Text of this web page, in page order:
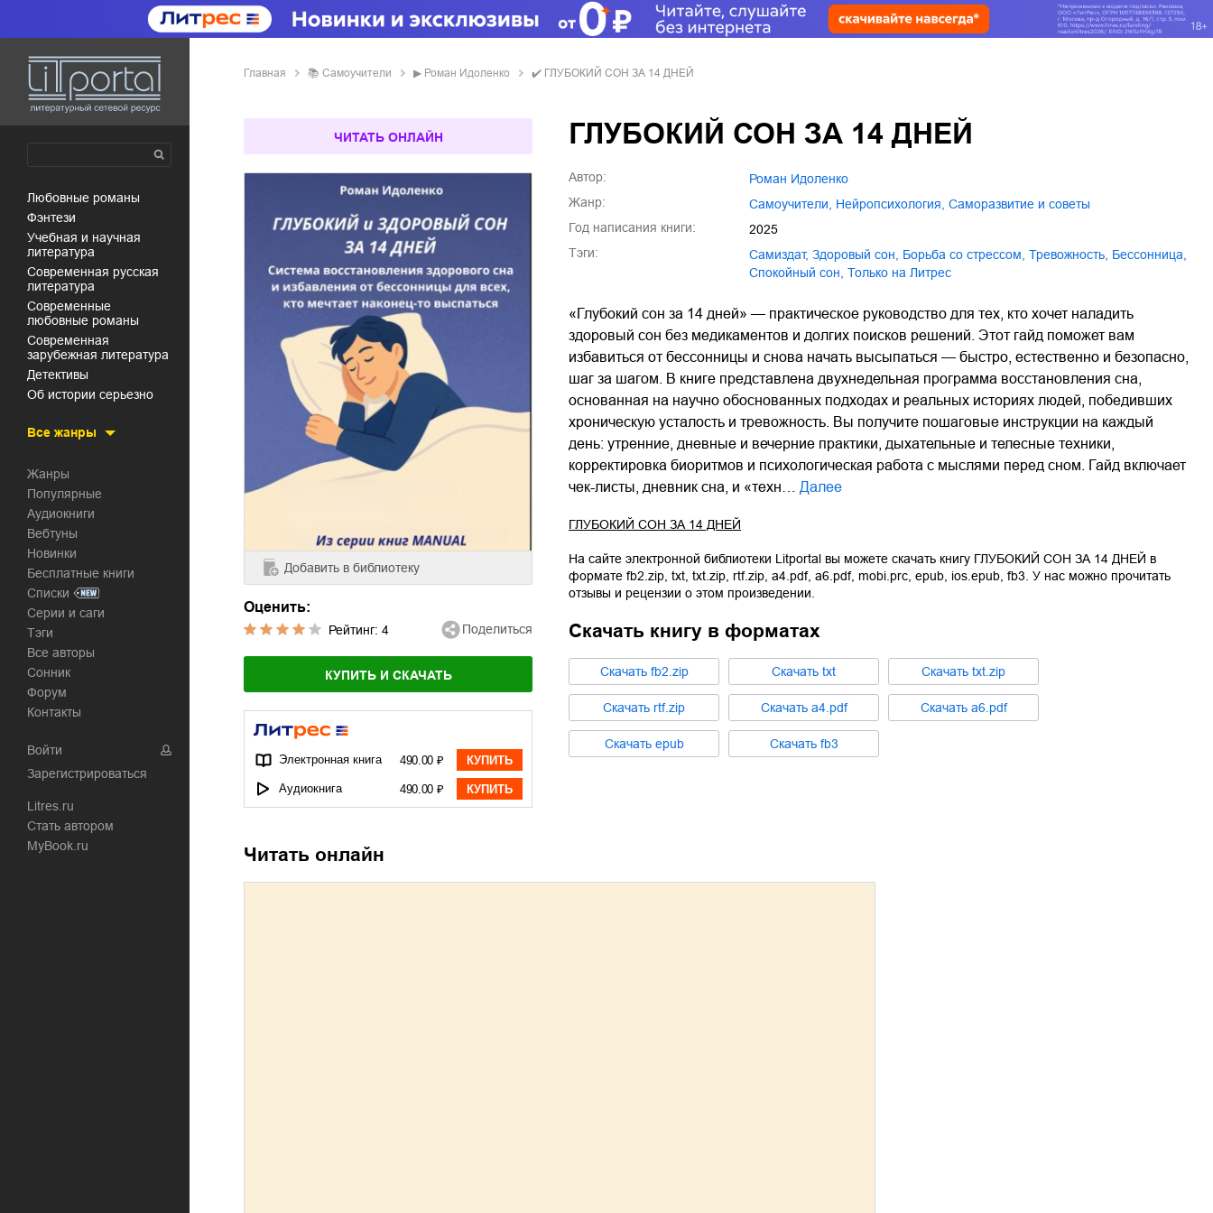
любовные романы
фэнтези
учебная и научная
литература
современная русская
литература
современные
любовные романы
современная
зарубежная литература
детективы
об истории серьезно
Все жанры
Жанры
Популярные
Аудиокниги
Вебтуны
Новинки
Бесплатные книги
Списки
Серии и саги
Тэги
Все авторы
Сонник
Форум
Контакты
Войти
Зарегистрироваться
Litres.ru
Стать автором
MyBook.ru
Главная 📚 самоучители ▶ Роман Идоленко ✔️ ГЛУБОКИЙ СОН ЗА 14 ДНЕЙ
ЧИТАТЬ ОНЛАЙН
Добавить в библиотеку
Оценить:
Рейтинг: 4 Поделиться
КУПИТЬ И СКАЧАТЬ
Электронная книга 490.00 ₽ КУПИТЬ
Аудиокнига 490.00 ₽ КУПИТЬ
ГЛУБОКИЙ СОН ЗА 14 ДНЕЙ
Автор:
Роман Идоленко
Жанр:
самоучители нейропсихология
саморазвитие и советы
Год написания книги:
2025
Тэги:
Самиздат, здоровый сон борьба со стрессом тревожность бессонница
спокойный сон
только на Литрес
«Глубокий сон за 14 дней» — практическое руководство для тех, кто хочет наладить
здоровый сон без медикаментов и долгих поисков решений. Этот гайд поможет вам
избавиться от бессонницы и снова начать высыпаться — быстро, естественно и безопасно,
шаг за шагом. В книге представлена двухнедельная программа восстановления сна,
основанная на научно обоснованных подходах и реальных историях людей, победивших
хроническую усталость и тревожность. Вы получите пошаговые инструкции на каждый
день: утренние, дневные и вечерние практики, дыхательные и телесные техники,
корректировка биоритмов и психологическая работа с мыслями перед сном. Гайд включает
чек-листы, дневник сна, и «техн…
Далее
ГЛУБОКИЙ СОН ЗА 14 ДНЕЙ
На сайте электронной библиотеки Litportal вы можете скачать книгу ГЛУБОКИЙ СОН ЗА 14 ДНЕЙ в
формате fb2.zip txt txt.zip rtf.zip a4.pdf, a6.pdf, mobi.prc epub ios.epub fb3 . У нас можно прочитать
отзывы и рецензии о этом произведении.
Скачать книгу в форматах
Cкачать fb2.zip Cкачать txt Cкачать txt.zip
Cкачать rtf.zip Cкачать a4.pdf Cкачать a6.pdf
Cкачать epub Cкачать fb3
Читать онлайн